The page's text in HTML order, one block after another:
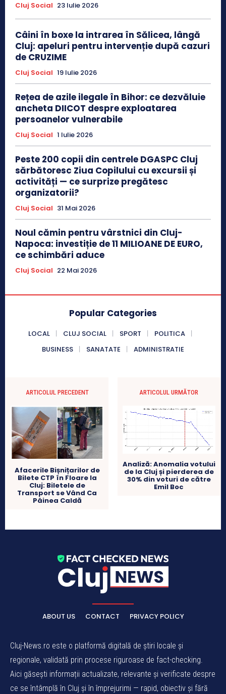
Cluj Social 23 Iulie 2026
Câini în boxe la intrarea în Sălicea, lângă
Cluj: apeluri pentru intervenție după cazuri
de CRUZIME
Cluj Social 19 Iulie 2026
Rețea de azile ilegale în Bihor: ce dezvăluie
ancheta DIICOT despre exploatarea
persoanelor vulnerabile
Cluj Social 1 Iulie 2026
Peste 200 copii din centrele DGASPC Cluj
sărbătoresc Ziua Copilului cu excursii și
activități — ce surprize pregătesc
organizatorii?
Cluj Social 31 Mai 2026
Noul cămin pentru vârstnici din Cluj-
Napoca: investiție de 11 MILIOANE DE EURO,
ce schimbări aduce
Cluj Social 22 Mai 2026
Popular Categories
LOCAL CLUJ SOCIAL SPORT
POLITICA
BUSINESS
SANATATE ADMINISTRATIE
ARTICOLUL PRECEDENT
Afacerile Bișnițarilor de
Bilete CTP în Floare la
Cluj: Biletele de
Transport se Vând Ca
Pâinea Caldă
ARTICOLUL URMĂTOR
Analiză: Anomalia votului
de la Cluj și pierderea de
30% din voturi de către
Emil Boc
ABOUT US CONTACT PRIVACY POLICY
Cluj-News.ro este o platformă digitală de știri locale și
regionale, validată prin procese riguroase de fact-checking.
Aici găsești informații actualizate, relevante și verificate despre
ce se întâmplă în Cluj și în împrejurimi — rapid, obiectiv și fără